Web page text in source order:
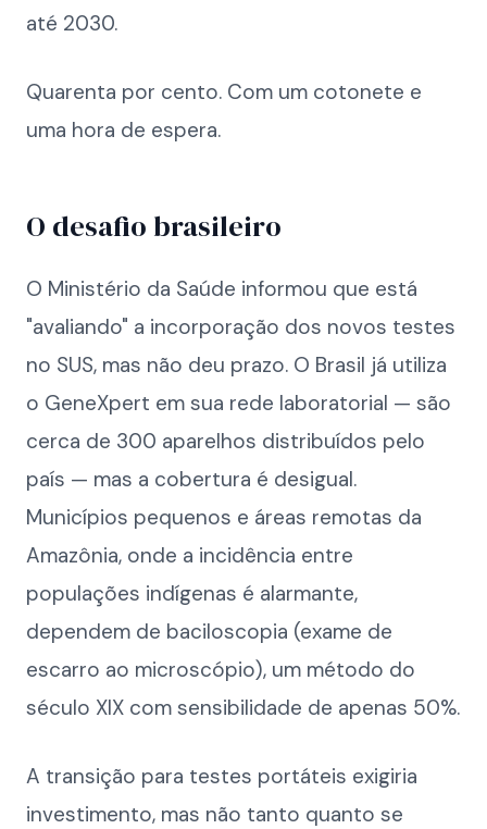
até 2030.
Quarenta por cento. Com um cotonete e
uma hora de espera.
O desafio brasileiro
O Ministério da Saúde informou que está
"avaliando" a incorporação dos novos testes
no SUS, mas não deu prazo. O Brasil já utiliza
o GeneXpert em sua rede laboratorial — são
cerca de 300 aparelhos distribuídos pelo
país — mas a cobertura é desigual.
Municípios pequenos e áreas remotas da
Amazônia, onde a incidência entre
populações indígenas é alarmante,
dependem de baciloscopia (exame de
escarro ao microscópio), um método do
século XIX com sensibilidade de apenas 50%.
A transição para testes portáteis exigiria
investimento, mas não tanto quanto se